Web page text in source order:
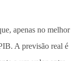
apenas no melhor
A previsão real é